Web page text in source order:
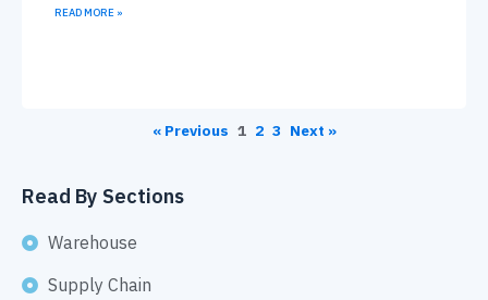
READ MORE »
« Previous 1 2 3 Next »
Read By Sections
Warehouse
Supply Chain